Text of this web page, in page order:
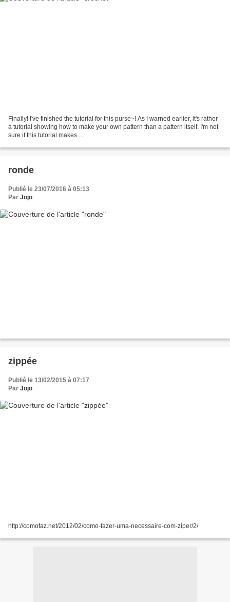
Finally! I've fini­shed the tutorial for this purse~! As I warned earlier, it's rather
a tutorial showing how to make your own pattern than a pattern itself. I'm not
sure if this tutorial makes ...
ronde
Publié le 23/07/2016 à 05:13
Par Jojo
zippée
Publié le 13/02/2015 à 07:17
Par Jojo
http://comofaz.net/2012/02/como-fazer-uma-necessaire-com-ziper/2/